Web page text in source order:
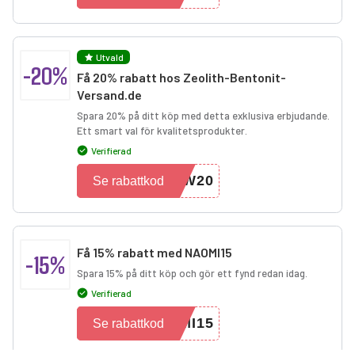
-20%
Utvald
Få 20% rabatt hos Zeolith-Bentonit-
Versand.de
Spara 20% på ditt köp med detta exklusiva erbjudande.
Ett smart val för kvalitetsprodukter.
Verifierad
HW20
Se rabattkod
-15% Få 15% rabatt med NAOMI15
Spara 15% på ditt köp och gör ett fynd redan idag.
Verifierad
MI15
Se rabattkod